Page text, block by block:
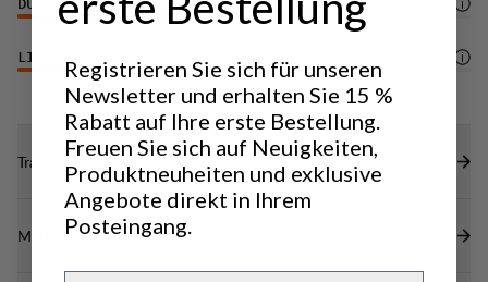
DURABILITY 4/6
LIGHTWEIGHT
Transparenz
Materialien
Registrieren Sie sich für unseren
Newsletter und erhalten Sie 15 %
Rabatt auf Ihre erste Bestellung.
Freuen Sie sich auf Neuigkeiten,
Produktneuheiten und exklusive
Angebote direkt in Ihrem
Posteingang.